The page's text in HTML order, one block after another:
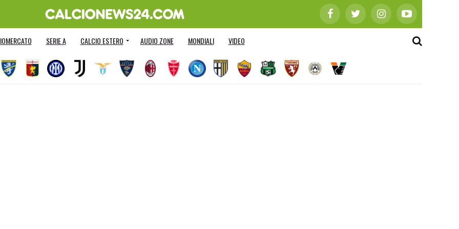
SERIE A CALCIO ESTERO AUDIO ZONE MONDIALI VIDEO